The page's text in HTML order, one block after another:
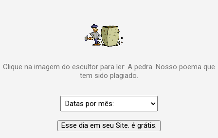
Clique na imagem do escultor para ler: A pedra. Nosso poema que
tem sido plagiado.